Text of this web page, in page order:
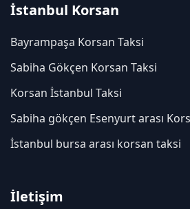
İstanbul Korsan
Bayrampaşa Korsan Taksi
Sabiha Gökçen Korsan Taksi
Korsan İstanbul Taksi
Sabiha gökçen Esenyurt arası
İstanbul bursa arası korsan taksi
İletişim